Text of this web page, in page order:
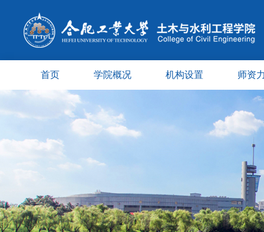
首页 学院概况 机构设置 师资